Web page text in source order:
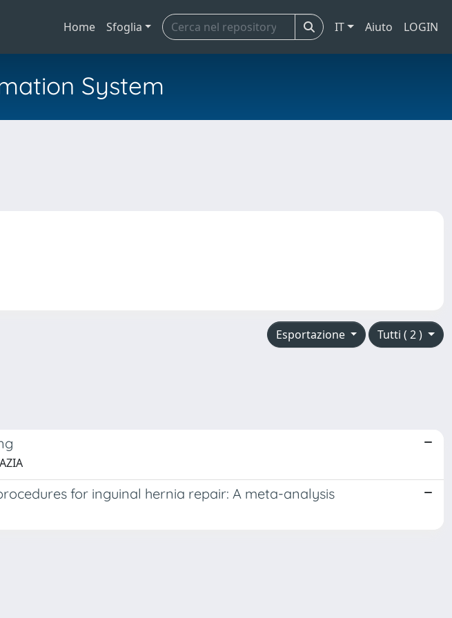
Home Sfoglia IT Aiuto LOGIN
System
Tutti ( 2 )
Esportazione
for inguinal hernia repair: A meta-analysis